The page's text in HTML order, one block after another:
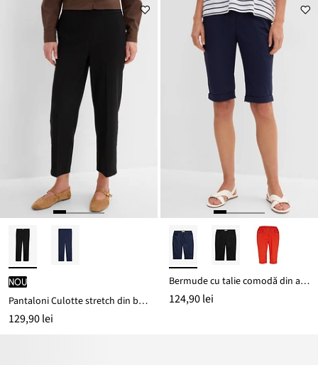
nou
Pantaloni Culotte stretch din bengalină
129,90 lei
Bermude cu talie comodă din amestec de bumbac
124,90 lei